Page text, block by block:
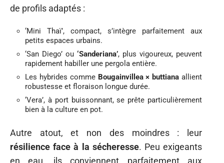
de profils adaptés :
‘Mini Thaï’, compact, s’intègre parfaitement aux
petits espaces urbains.
‘San Diego’ ou ‘Sanderiana’, plus vigoureux, peuvent
rapidement habiller une pergola entière.
Les hybrides comme Bougainvillea × buttiana allient
robustesse et floraison longue durée.
‘Vera’, à port buissonnant, se prête particulièrement
bien à la culture en pot.
Autre atout, et non des moindres : leur
résilience face à la sécheresse. Peu exigeants
en eau, ils conviennent parfaitement aux